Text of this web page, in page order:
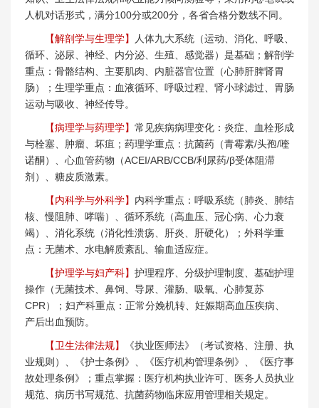
人机对话形式，满分100分或200分，各省合格分数线不同。
【解剖学与生理学】
人体九大系统（运动、消化、呼吸、
循环、泌尿、神经、内分泌、生殖、感觉器）是基础；解剖学
重点：骨骼结构、主要肌肉、内脏器官位置（心肺肝脾肾胃
肠）；生理学重点：血液循环、呼吸过程、肾小球滤过、胃肠
运动与吸收、神经传导。
【病理学与药理学】 常见疾病病理变化：炎症、血栓形成
与栓塞、肿瘤、坏疽；药理学重点：抗菌药（青霉素/头孢/喹
诺酮）、心血管药物（ACEI/ARB/CCB/利尿药/β受体阻滞
剂）、糖皮质激素。
【内科学与外科学】 内科学重点：呼吸系统（肺炎、肺结
核、慢阻肺、哮喘）、循环系统（高血压、冠心病、心力衰
竭）、消化系统（消化性溃疡、肝炎、肝硬化）；外科学重
点：无菌术、水电解质紊乱、输血适应症。
【护理学与妇产科】 护理程序、分级护理制度、基础护理
操作（无菌技术、鼻饲、导尿、灌肠、吸氧、心肺复苏
CPR）；妇产科重点：正常分娩机转、妊娠期高血压疾病、
产后出血预防。
【卫生法律法规】
《执业医师法》（考试资格、注册、执
业规则）、《护士条例》、《医疗机构管理条例》、《医疗事
故处理条例》；重点掌握：医疗机构执业许可、医务人员执业
规范、病历书写规范、抗菌药物临床应用管理相关规定。